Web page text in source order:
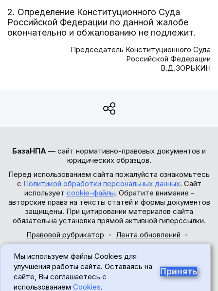
2. Определение Конституционного Суда
Российской Федерации по данной жалобе
окончательно и обжалованию не подлежит.
Председатель Конституционного Суда
Российской Федерации
В.Д.ЗОРЬКИН
БазаНПА — сайт нормативно-правовых документов и
юридических образцов.
Перед использованием сайта пожалуйста ознакомьтесь
с Политикой обработки персональных данных. Сайт
использует cookie-файлы. Обратите внимание -
авторские права на тексты статей и формы документов
защищены. При цитировании материалов сайта
обязательна установка прямой активной гиперссылки.
Правовой рубрикатор
Лента обновлений
© 2017-2026
18+
Мы используем файлы Cookies для
улучшения работы сайта. Оставаясь на
сайте, Вы соглашаетесь с
использованием Cookies.
Принять